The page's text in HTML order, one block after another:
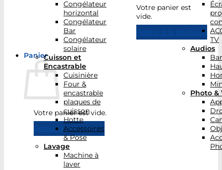
Votre panier est
vide.
Retour à la boutique
Panier
Votre panier est vide.
Retour à la boutique
Congélateur
horizontal
Congélateur
Bar
Congélateur
solaire
Cuisson et
Encastrable
Cuisinière
Four &
encastrable
plaques de
cuisson
Hotte
Accessoires
& Pose
Lavage
Machine à
laver
TV
Audios
Photo &